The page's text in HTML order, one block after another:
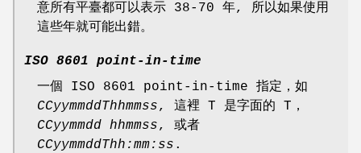
意所有平臺都可以表示 38-70 年, 所以如果使用
這些年就可能出錯。
ISO 8601 point-in-time
一個 ISO 8601 point-in-time 指定，如
CCyymmddThhmmss, 這裡 T 是字面的 T，
CCyymmdd hhmmss, 或者
CCyymmddThh:mm:ss .